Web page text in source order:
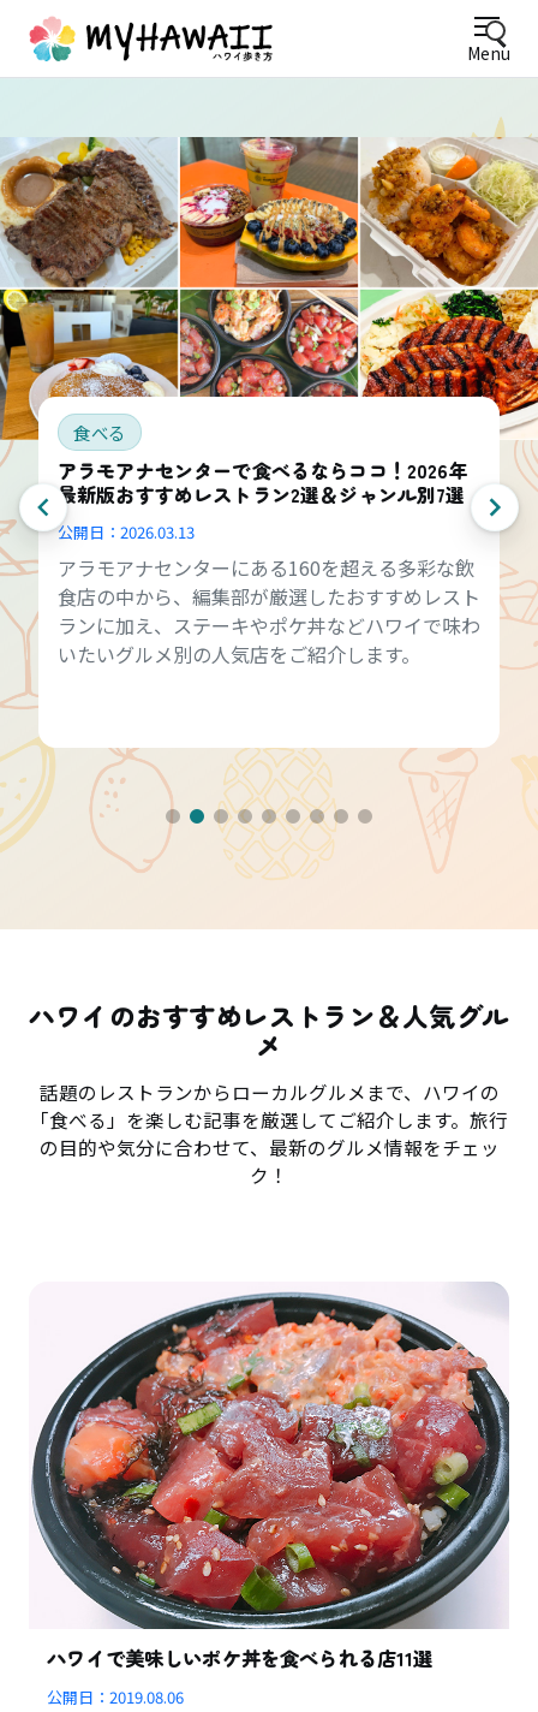
Menu
食べる
アラモアナセンターで食べるならココ！2026年
最新版おすすめレストラン2選＆ジャンル別7選
公開日： 2026.03.13
アラモアナセンターにある160を超える多彩な飲
食店の中から、編集部が厳選したおすすめレスト
ランに加え、ステーキやポケ丼などハワイで味わ
いたいグルメ別の人気店をご紹介します。
ハワイのおすすめレストラン＆人気グル
メ
話題のレストランからローカルグルメまで、ハワイの
「食べる」を楽しむ記事を厳選してご紹介します。旅行
の目的や気分に合わせて、最新のグルメ情報をチェッ
ク！
ハワイで美味しいポケ丼を食べられる店11選
公開日：2019.08.06